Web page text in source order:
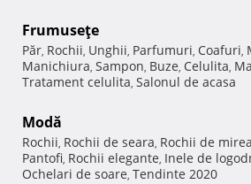
Frumuseţe
Păr, Rochii, Unghii, Parfumuri, Coafuri,
Manichiura, Sampon, Buze, Celulita,
Tratament celulita, Salonul de acasa
Modă
Rochii, Rochii de seara, Rochii de
Pantofi, Rochii elegante, Inele de
Ochelari de soare, Tendinte 2020